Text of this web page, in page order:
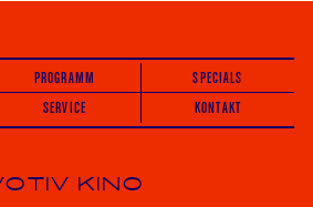
PROGRAMM
SPECIALS
SERVICE KONTAKT
KINO